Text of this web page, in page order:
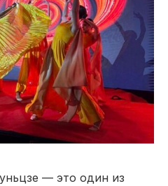
— это один из